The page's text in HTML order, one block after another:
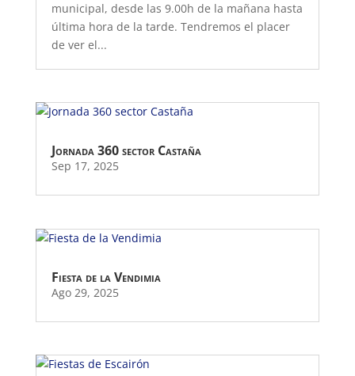
municipal, desde las 9.00h de la mañana hasta
última hora de la tarde. Tendremos el placer
de ver el...
Jornada 360 sector Castaña
Sep 17, 2025
Fiesta de la Vendimia
Ago 29, 2025